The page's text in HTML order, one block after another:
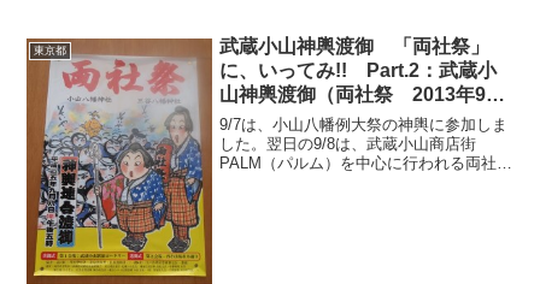
します。長谷川町子...
東京都
武蔵小山神輿渡御 「両社祭」
に、いってみ!! Part.2：武蔵小
山神輿渡御（両社祭 2013年9月
8日）
9/7は、小山八幡例大祭の神輿に参加しま
した。翌日の9/8は、武蔵小山商店街
PALM（パルム）を中心に行われる両社祭